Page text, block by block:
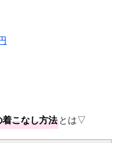
こなし方法とは▽